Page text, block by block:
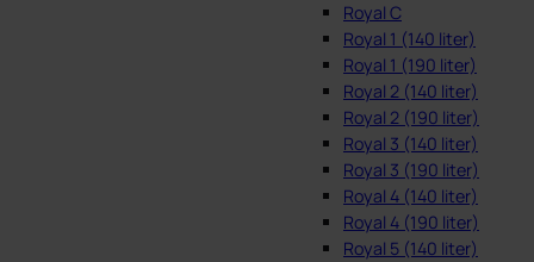
Royal C
Royal 1 (140 liter)
Royal 1 (190 liter)
Royal 2 (140 liter)
Royal 2 (190 liter)
Royal 3 (140 liter)
Royal 3 (190 liter)
Royal 4 (140 liter)
Royal 4 (190 liter)
Royal 5 (140 liter)